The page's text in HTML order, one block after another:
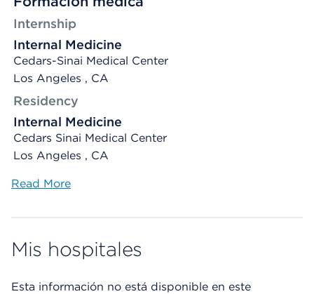
Internship
Internal Medicine
Cedars-Sinai Medical Center
Los Angeles , CA
Residency
Internal Medicine
Cedars Sinai Medical Center
Los Angeles , CA
Read More
Mis hospitales
Esta información no está disponible en este